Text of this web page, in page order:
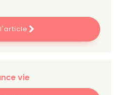
vie